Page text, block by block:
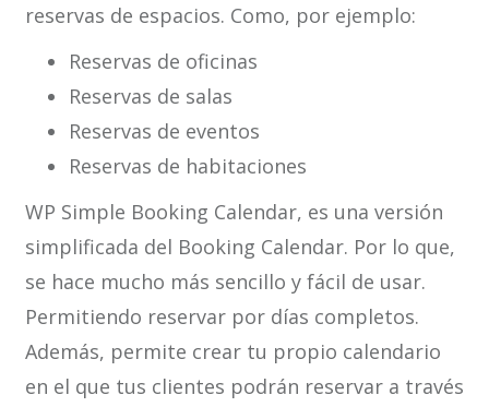
reservas de espacios. Como, por ejemplo:
Reservas de oficinas
Reservas de salas
Reservas de eventos
Reservas de habitaciones
WP Simple Booking Calendar, es una versión
simplificada del Booking Calendar. Por lo que,
se hace mucho más sencillo y fácil de usar.
Permitiendo reservar por días completos.
Además, permite crear tu propio calendario
en el que tus clientes podrán reservar a través